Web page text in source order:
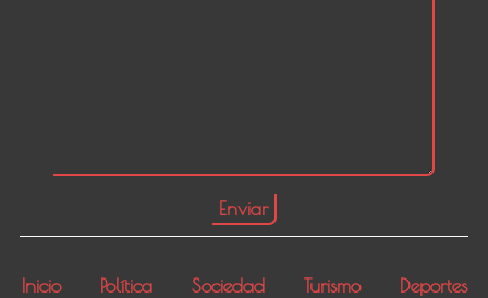
Inicio Política Sociedad Turismo
Deportes